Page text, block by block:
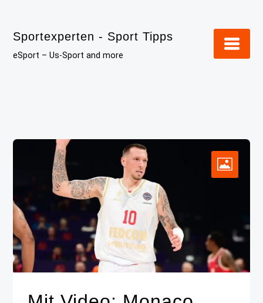
content
Sportexperten - Sport Tipps
eSport – Us-Sport and more